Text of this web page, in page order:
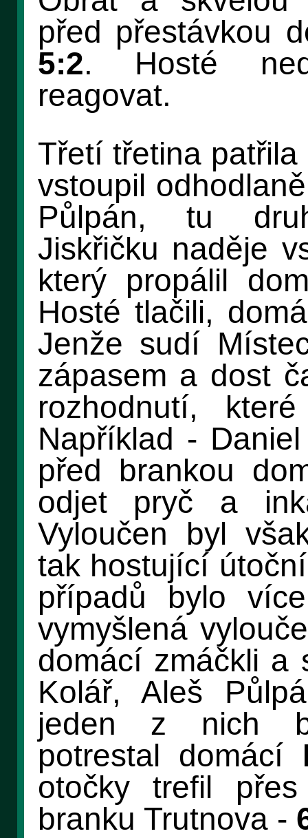
před přestávkou
5:2. Hosté
reagovat.
Třetí třetina
vstoupil
Půlpán, tu
Jiskřičku naděje
který propálil
Hosté tlačili,
Jenže sudí
zápasem a dost
rozhodnutí,
Například -
před brankou
odjet pryč a
Vyloučen byl
tak hostující
případů bylo
vymyšlená
domácí zmáčkli a
Kolář, Aleš
jeden z nich
potrestal domácí
otočky trefil
branku Trutnova -